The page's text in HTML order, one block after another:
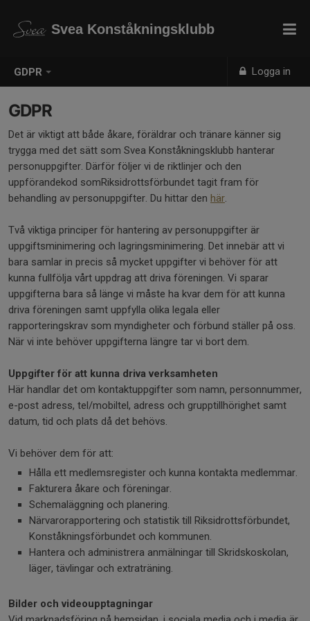
GDPR Logga in
Svea Konståkningsklubb
GDPR
Det är viktigt att både åkare, föräldrar och tränare känner sig
trygga med det sätt som Svea Konståkningsklubb hanterar
personuppgifter. Därför följer vi de riktlinjer och den
uppförandekod somRiksidrottsförbundet tagit fram för
behandling av personuppgifter. Du hittar den här.
Två viktiga principer för hantering av personuppgifter är
uppgiftsminimering och lagringsminimering. Det innebär att vi
bara samlar in precis så mycket uppgifter vi behöver för att
kunna fullfölja vårt uppdrag att driva föreningen. Vi sparar
uppgifterna bara så länge vi måste ha kvar dem för att kunna
driva föreningen samt uppfylla olika legala eller
rapporteringskrav som myndigheter och förbund ställer på oss.
När vi inte behöver uppgifterna längre tar vi bort dem.
Uppgifter för att kunna driva verksamheten
Här handlar det om kontaktuppgifter som namn, personnummer,
e-post adress, tel/mobiltel, adress och grupptillhörighet samt
datum, tid och plats då det behövs.
Vi behöver dem för att:
Hålla ett medlemsregister och kunna kontakta medlemmar.
Fakturera åkare och föreningar.
Schemaläggning och planering.
Närvarorapportering och statistik till Riksidrottsförbundet,
Konståkningsförbundet och kommunen.
Hantera och administrera anmälningar till Skridskoskolan,
läger, tävlingar och extraträning.
Bilder och videoupptagningar